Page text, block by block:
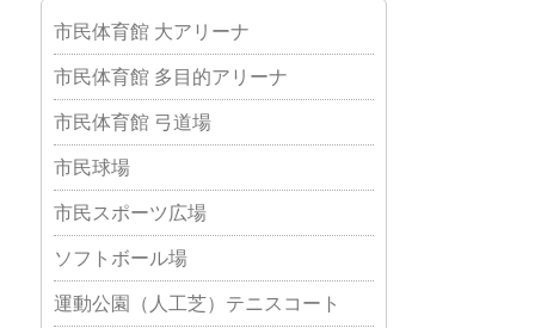
市民体育館 大アリーナ
市民体育館 多目的アリーナ
市民体育館 弓道場
市民球場
市民スポーツ広場
ソフトボール場
運動公園（人工芝）テニスコート